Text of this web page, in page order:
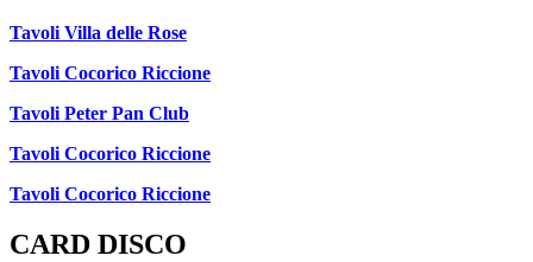
Tavoli Villa delle Rose
Tavoli Cocorico Riccione
Tavoli Peter Pan Club
Tavoli Cocorico Riccione
Tavoli Cocorico Riccione
CARD DISCO